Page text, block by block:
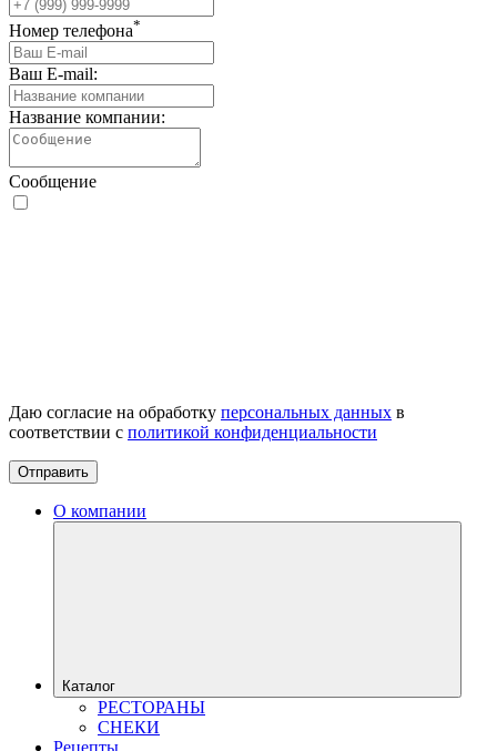
Номер телефона*
Ваш E-mail:
Название компании:
Сообщение
Даю согласие на обработку персональных данных в
соответствии с политикой конфиденциальности
Отправить
О компании
Каталог
РЕСТОРАНЫ
СНЕКИ